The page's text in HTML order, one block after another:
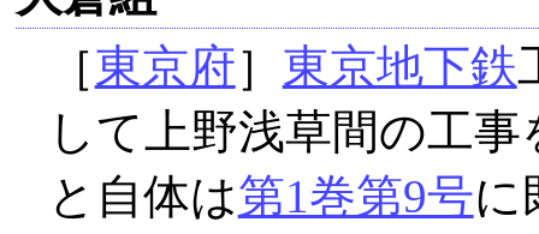
［東京府］ 東京地下鉄
して上野浅草間の工
と自体は第1巻第9号に